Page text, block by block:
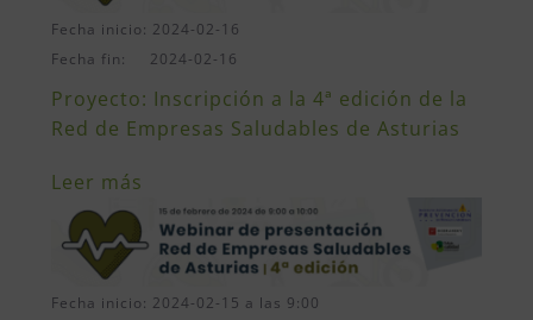
Fecha inicio: 2024-02-16
Fecha fin: 2024-02-16
Proyecto: Inscripción a la 4ª edición de la
Red de Empresas Saludables de Asturias
Leer más
Fecha inicio: 2024-02-15 a las 9:00